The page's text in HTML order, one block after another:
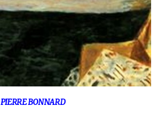
PIERRE BONNARD